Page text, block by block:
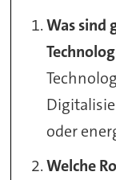
Was sind
oder
Welche